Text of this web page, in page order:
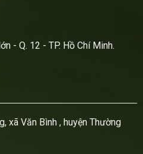
- Q. 12 - TP. Hồ Chí Minh.
xã Văn Bình , huyện Thường